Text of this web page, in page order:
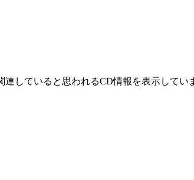
していると思われるCD情報を表示してい